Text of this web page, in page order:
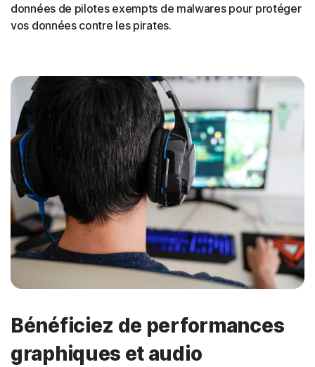
données de pilotes exempts de malwares pour protéger
vos données contre les pirates.
Bénéficiez de performances
graphiques et audio